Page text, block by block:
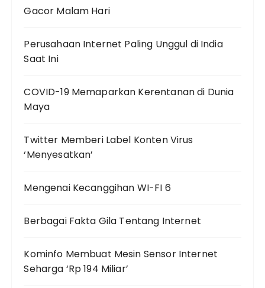
Gacor Malam Hari
Perusahaan Internet Paling Unggul di India
Saat Ini
COVID-19 Memaparkan Kerentanan di Dunia
Maya
Twitter Memberi Label Konten Virus
‘Menyesatkan’
Mengenai Kecanggihan WI-FI 6
Berbagai Fakta Gila Tentang Internet
Kominfo Membuat Mesin Sensor Internet
Seharga ‘Rp 194 Miliar’